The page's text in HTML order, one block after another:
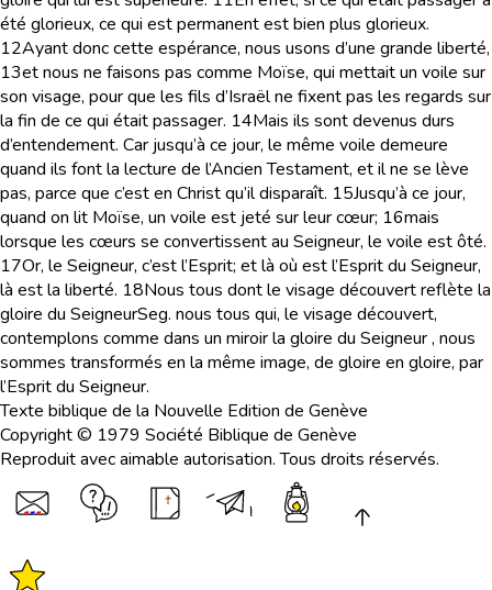
été glorieux, ce qui est permanent est bien plus glorieux.
12Ayant donc cette espérance, nous usons d’une grande liberté,
13et nous ne faisons pas comme Moïse, qui mettait un voile sur
son visage, pour que les fils d’Israël ne fixent pas les regards sur
la fin de ce qui était passager. 14Mais ils sont devenus durs
d’entendement. Car jusqu’à ce jour, le même voile demeure
quand ils font la lecture de l’Ancien Testament, et il ne se lève
pas, parce que c’est en Christ qu’il disparaît. 15Jusqu’à ce jour,
quand on lit Moïse, un voile est jeté sur leur cœur; 16mais
lorsque les cœurs se convertissent au Seigneur, le voile est ôté.
17Or, le Seigneur, c’est l’Esprit; et là où est l’Esprit du Seigneur,
là est la liberté. 18Nous tous dont le visage découvert reflète la
gloire du SeigneurSeg. nous tous qui, le visage découvert,
contemplons comme dans un miroir la gloire du Seigneur, nous
sommes transformés en la même image, de gloire en gloire, par
l’Esprit du Seigneur.
Texte biblique de la Nouvelle Edition de Genève
Copyright © 1979 Société Biblique de Genève
Reproduit avec aimable autorisation. Tous droits réservés.